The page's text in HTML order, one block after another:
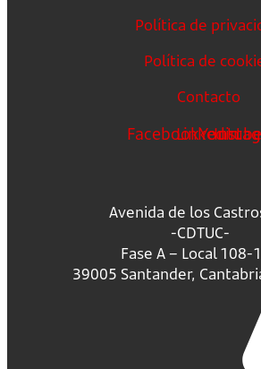
Política de
Política de
Contacto
FacebookLinkedin
Youtube
Avenida de los
-CDTUC-
Fase A – Local 108-
39005 Santander,